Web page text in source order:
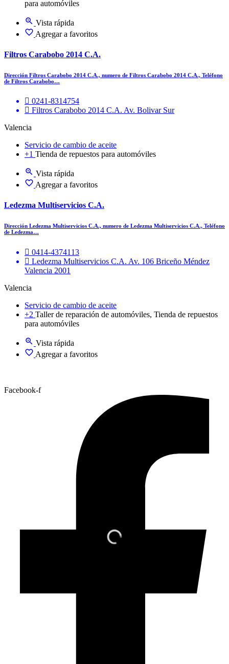
para automóviles
Vista rápida
Agregar a favoritos
Filtros Carabobo 2014 C.A.
Dirección Filtros Carabobo 2014 C.A., numero de Filtros Carabobo 2014 C.A., Teléfono
de Filtros Carabobo…
0241-8314754
Filtros Carabobo 2014 C.A. Av. Bolivar Sur
Valencia
Servicio de cambio de aceite
+1 Tienda de repuestos para automóviles
Vista rápida
Agregar a favoritos
Ledezma Multiservicios C.A.
Dirección Ledezma Multiservicios C.A., numero de Ledezma Multiservicios C.A., Teléfono
de Ledezma…
0414-4374113
Ledezma Multiservicios C.A. Av. 106 Briceño Méndez
Valencia 2001
Valencia
Servicio de cambio de aceite
+2 Taller de reparación de automóviles, Tienda de repuestos
para automóviles
Vista rápida
Agregar a favoritos
Facebook-f